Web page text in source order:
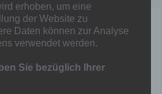
erhoben, um eine
der Website zu
Daten können zur Analyse
verwendet werden.
Sie bezüglich Ihrer